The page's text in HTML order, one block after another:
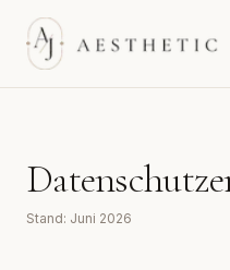
Stand: Juni 2026